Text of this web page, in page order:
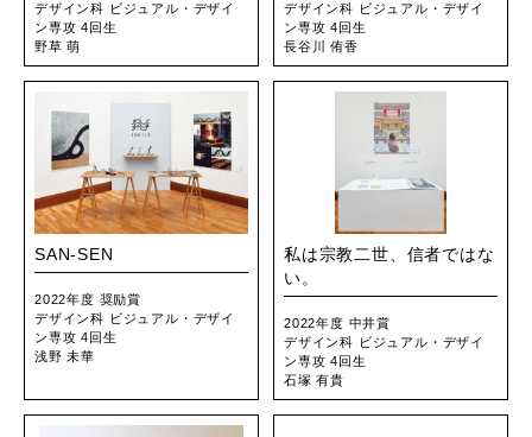
デザイン科 ビジュアル・デザイ
ン専攻 4回生
野草 萌
デザイン科 ビジュアル・デザイ
ン専攻 4回生
長谷川 侑香
SAN-SEN
2022年度 奨励賞
デザイン科 ビジュアル・デザイ
ン専攻 4回生
浅野 未華
私は宗教二世、信者ではな
い。
2022年度 中井賞
デザイン科 ビジュアル・デザイ
ン専攻 4回生
石塚 有貴